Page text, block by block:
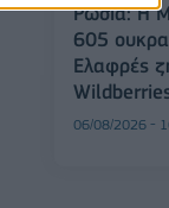
Ρωσία: Η
605
Ελαφρές
06/08/2026 -